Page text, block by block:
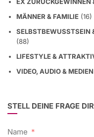
MÄNNER & FAMILIE (16)
SELBSTBEWUSSTSEIN
(88)
LIFESTYLE &
VIDEO, AUDIO & MEDIEN
STELL DEINE FRAGE
Name